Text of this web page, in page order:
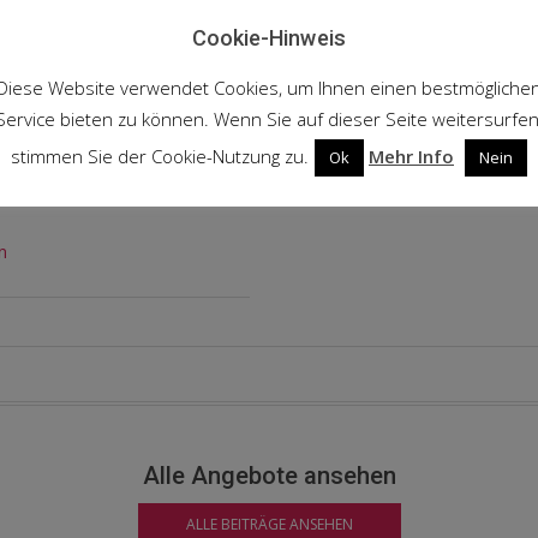
Alle Angebote ansehen
ALLE BEITRÄGE ANSEHEN
Cookie-Hinweis
Website verwendet Cookies, um Ihnen einen
bieten zu können. Wenn Sie auf dieser Seite
stimmen Sie der Cookie-Nutzung zu.
Ok Mehr Info Nein